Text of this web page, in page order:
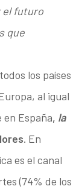
el futuro
que
los países
al igual
en España, la
En
es el canal
(74% de los